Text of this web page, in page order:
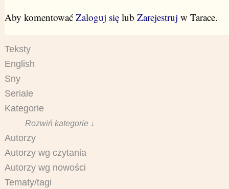
Aby komentować Zaloguj sięlub Zarejestruj w Tarace.
Teksty
English
Sny
Seriale
Kategorie
Rozwiń kategorie ↓
Autorzy
Autorzy wg czytania
Autorzy wg nowości
Tematy/tagi